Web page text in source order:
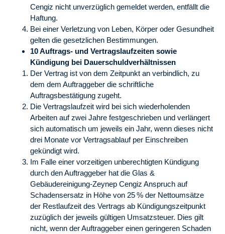
Cengiz nicht unverzüglich gemeldet werden, entfällt die
Haftung.
Bei einer Verletzung von Leben, Körper oder Gesundheit
gelten die gesetzlichen Bestimmungen.
10 Auftrags- und Vertragslaufzeiten sowie
Kündigung bei Dauerschuldverhältnissen
Der Vertrag ist von dem Zeitpunkt an verbindlich, zu
dem dem Auftraggeber die schriftliche
Auftragsbestätigung zugeht.
Die Vertragslaufzeit wird bei sich wiederholenden
Arbeiten auf zwei Jahre festgeschrieben und verlängert
sich automatisch um jeweils ein Jahr, wenn dieses nicht
drei Monate vor Vertragsablauf per Einschreiben
gekündigt wird.
Im Falle einer vorzeitigen unberechtigten Kündigung
durch den Auftraggeber hat die Glas &
Gebäudereinigung-Zeynep Cengiz Anspruch auf
Schadensersatz in Höhe von 25 % der Nettoumsätze
der Restlaufzeit des Vertrags ab Kündigungszeitpunkt
zuzüglich der jeweils gültigen Umsatzsteuer. Dies gilt
nicht, wenn der Auftraggeber einen geringeren Schaden